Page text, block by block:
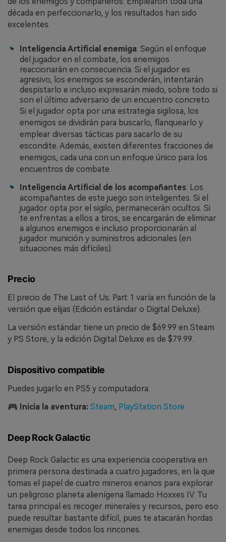
década en perfeccionarlo, y los resultados han sido
excelentes.
󠀰Inteligencia Artificial enemiga: Según el enfoque
del jugador en el combate, los enemigos
reaccionarán en consecuencia. Si el jugador es
agresivo, los enemigos se esconderán, intentarán
despistarlo e incluso expresarán miedo, sobre todo si
son el último adversario de un encuentro concreto.
Si el jugador opta por una estrategia sigilosa, los
enemigos se dividirán para buscarlo, flanquearlo y
emplear diversas tácticas para sacarlo de su
escondite. Además, existen diferentes fracciones de
enemigos, cada una con un enfoque único para los
encuentros de combate.
󠀰Inteligencia Artificial de los acompañantes: Los
acompañantes de este juego son inteligentes.󠀲󠀡󠀣󠀨󠀡󠀨󠀢󠀤󠀢󠀳󠀰 Si el
jugador opta por el sigilo, permanecerán ocultos. Si
te enfrentas a ellos a tiros, se encargarán de eliminar
a algunos enemigos e incluso proporcionarán al
jugador munición y suministros adicionales (en
situaciones más difíciles).
Precio
El precio de The Last of Us: Part 1 varía en función de la
versión que elijas (Edición estándar o Digital Deluxe).
La versión estándar tiene un precio de $69.99 en Steam
y PS Store, y la edición Digital Deluxe es de $79.99.
Dispositivo compatible
Puedes jugarlo en PS5 y computadora.
🎮 Inicia la aventura: Steam, PlayStation Store
Deep Rock Galactic
Deep Rock Galactic es una experiencia cooperativa en
primera persona destinada a cuatro jugadores, en la que
tomas el papel de cuatro mineros enanos para explorar
un peligroso planeta alienígena llamado Hoxxes IV. Tu
tarea principal es recoger minerales y recursos, pero eso
puede resultar bastante difícil, pues te atacarán hordas
enemigas desde todos los rincones.